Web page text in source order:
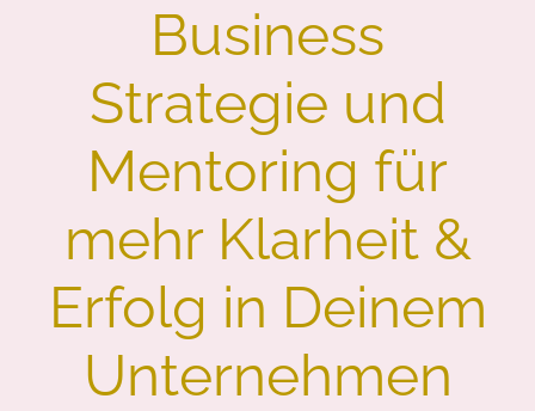
Business
Strategie und
Mentoring für
mehr Klarheit &
Erfolg in Deinem
Unternehmen